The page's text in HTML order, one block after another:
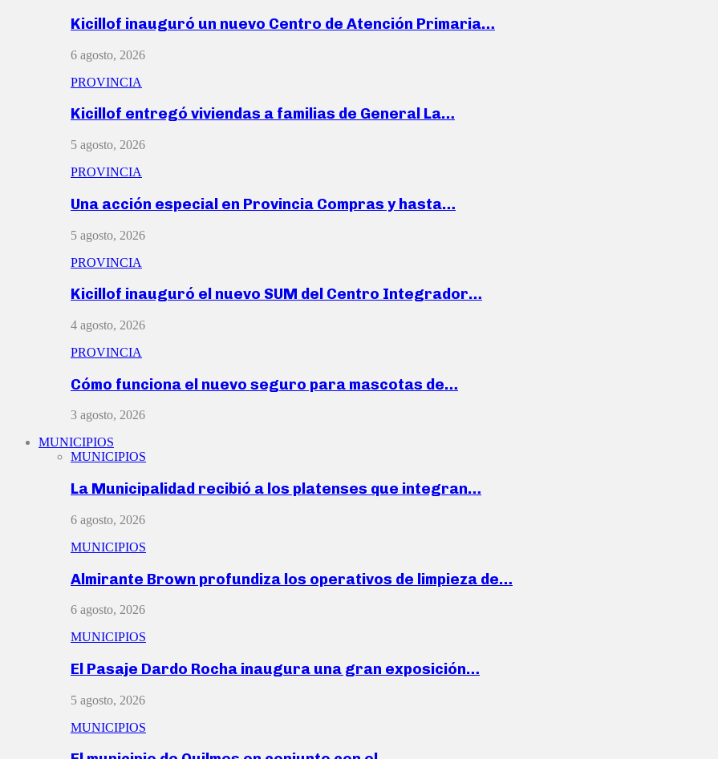
Kicillof inauguró un nuevo Centro de Atención Primaria…
6 agosto, 2026
PROVINCIA
Kicillof entregó viviendas a familias de General La…
5 agosto, 2026
PROVINCIA
Una acción especial en Provincia Compras y hasta…
5 agosto, 2026
PROVINCIA
Kicillof inauguró el nuevo SUM del Centro Integrador…
4 agosto, 2026
PROVINCIA
Cómo funciona el nuevo seguro para mascotas de…
3 agosto, 2026
MUNICIPIOS
MUNICIPIOS
La Municipalidad recibió a los platenses que integran…
6 agosto, 2026
MUNICIPIOS
Almirante Brown profundiza los operativos de limpieza de…
6 agosto, 2026
MUNICIPIOS
El Pasaje Dardo Rocha inaugura una gran exposición…
5 agosto, 2026
MUNICIPIOS